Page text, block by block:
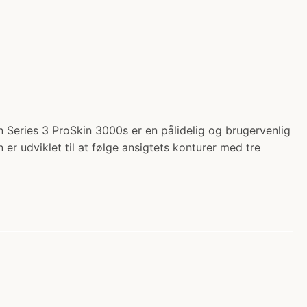
Series 3 ProSkin 3000s er en pålidelig og brugervenlig
udviklet til at følge ansigtets konturer med tre